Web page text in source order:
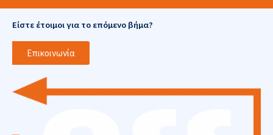
Είστε έτοιμοι για το επόμενο βήμα?
Επικοινωνία